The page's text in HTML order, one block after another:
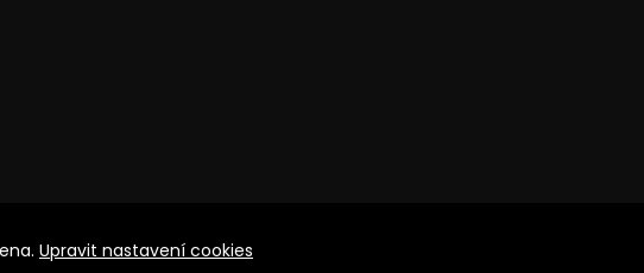
Upravit nastavení cookies